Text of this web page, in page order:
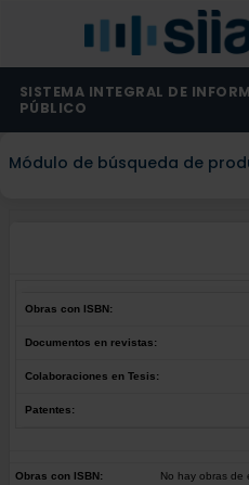
SISTEMA INTEGRAL DE
PÚBLICO
Módulo de búsqueda de
Obras con ISBN:
Documentos en revistas:
Colaboraciones en Tesis:
Patentes:
Obras con ISBN: No hay obras de